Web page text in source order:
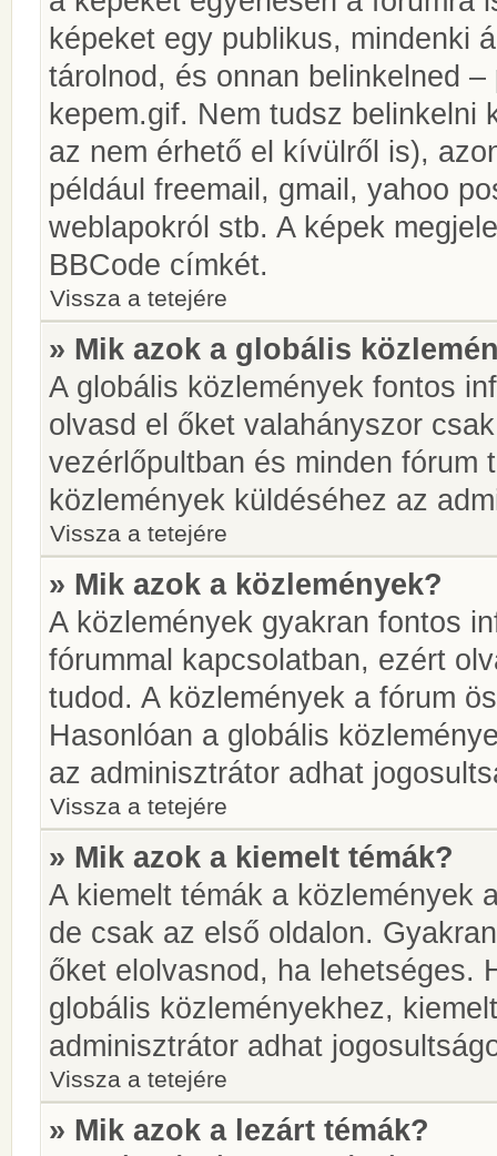
képeket egy publikus, mindenki
tárolnod, és onnan belinkelned
kepem.gif. Nem tudsz belinkelni
az nem érhető el kívülről is),
például freemail, gmail, yahoo
weblapokról stb. A képek
BBCode címkét.
Vissza a tetejére
» Mik azok a globális
A globális közlemények fontos
olvasd el őket valahányszor
vezérlőpultban és minden fórum
közlemények küldéséhez az
Vissza a tetejére
» Mik azok a közlemények?
A közlemények gyakran fontos
fórummal kapcsolatban, ezért
tudod. A közlemények a fórum
Hasonlóan a globális
az adminisztrátor adhat
Vissza a tetejére
» Mik azok a kiemelt témák?
A kiemelt témák a közlemények
de csak az első oldalon.
őket elolvasnod, ha lehetséges.
globális közleményekhez,
adminisztrátor adhat
Vissza a tetejére
» Mik azok a lezárt témák?